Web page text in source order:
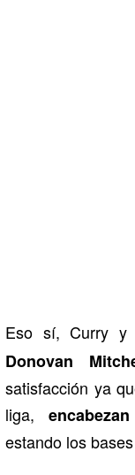
Eso sí, Curry y
Donovan
satisfacción ya
liga,
estando los